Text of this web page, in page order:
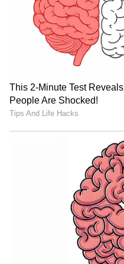
ಆದಾಯ ತೆರಿಗೆ
Status):ಒಂದು ವೇಳೆ
PAN Card ಸಂಖ್ಯೆ
ವೃತ್ತಿ ವಿವರ
ನೌಕರರೇ (Government
ಉದ್ಯೋಗಿಯೇ (Private
ಅಥವಾ ಕೂಲಿ ಕಾರ್ಮಿಕರೇ